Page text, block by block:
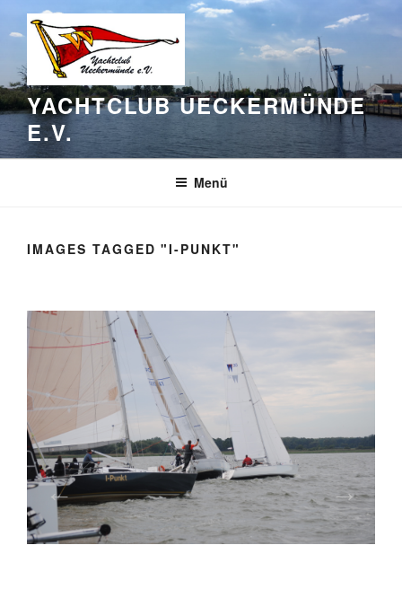
Zum
Inhalt
springen
YACHTCLUB UECKERMÜNDE
E.V.
Menü
IMAGES TAGGED "I-PUNKT"